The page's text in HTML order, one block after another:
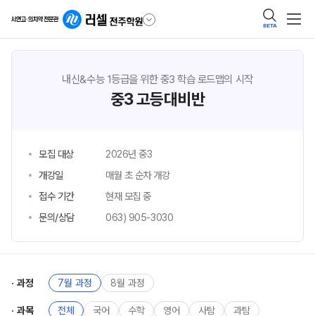
BETA
내신&수능 1등급을 위한 중3 학습 로드맵의 시작
중3 고등대비반
모집 대상
2026년 중3
개강일
매월 초 순차 개강
접수 기간
현재 모집 중
문의/상담
063) 905-3030
과정 7월 과정 8월 과정
과목 전체 국어 수학 영어 사탐 과탐